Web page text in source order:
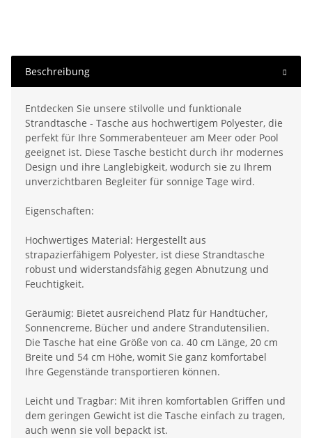
Beschreibung
Entdecken Sie unsere stilvolle und funktionale
Strandtasche - Tasche aus hochwertigem Polyester, die
perfekt für Ihre Sommerabenteuer am Meer oder Pool
geeignet ist. Diese Tasche besticht durch ihr modernes
Design und ihre Langlebigkeit, wodurch sie zu Ihrem
unverzichtbaren Begleiter für sonnige Tage wird.
Eigenschaften:
Hochwertiges Material: Hergestellt aus
strapazierfähigem Polyester, ist diese Strandtasche
robust und widerstandsfähig gegen Abnutzung und
Feuchtigkeit.
Geräumig: Bietet ausreichend Platz für Handtücher,
Sonnencreme, Bücher und andere Strandutensilien.
Die Tasche hat eine Größe von ca. 40 cm Länge, 20 cm
Breite und 54 cm Höhe, womit Sie ganz komfortabel
Ihre Gegenstände transportieren können.
Leicht und Tragbar: Mit ihren komfortablen Griffen und
dem geringen Gewicht ist die Tasche einfach zu tragen,
auch wenn sie voll bepackt ist.